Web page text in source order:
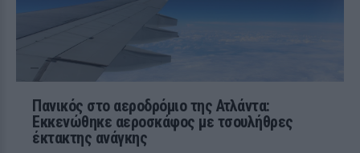
Πανικός στο αεροδρόμιο της Ατλάντα:
Εκκενώθηκε αεροσκάφος με τσουλήθρες
έκτακτης ανάγκης